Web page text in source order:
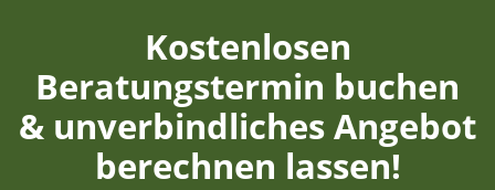
Kostenlosen
Beratungstermin buchen
& unverbindliches Angebot
berechnen lassen!